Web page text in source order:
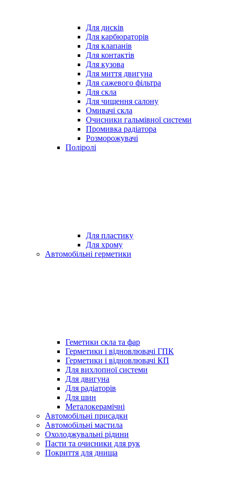
Для дисків
Для карбюраторів
Для клапанів
Для контактів
Для кузова
Для миття двигуна
Для сажевого фільтра
Для скла
Для чищення салону
Омивачі скла
Очисники гальмівної системи
Промивка радіатора
Розморожувачі
Поліролі
Для пластику
Для хрому
Автомобільні герметики
Геметики скла та фар
Герметики і відновлювачі ГПК
Герметики і відновлювачі КП
Для вихлопної системи
Для двигуна
Для радіаторів
Для шин
Металокерамічні
Автомобільні присадки
Автомобільні мастила
Охолоджувальні рідини
Пасти та очисники для рук
Покриття для днища